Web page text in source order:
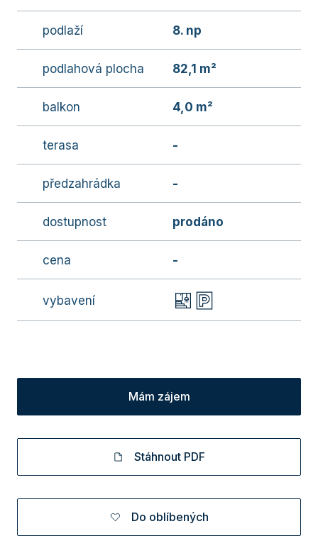
podlaží 8. np
podlahová plocha 82,1 m²
balkon 4,0 m²
terasa -
předzahrádka -
dostupnost prodáno
cena -
vybavení
Mám zájem
Stáhnout PDF
Do oblíbených